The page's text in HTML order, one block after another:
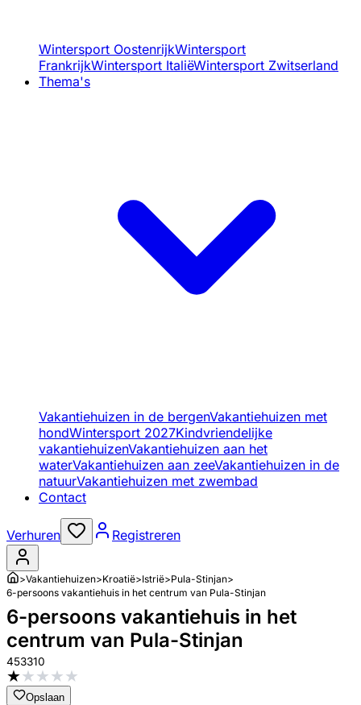
Wintersport OostenrijkWintersport
FrankrijkWintersport ItaliëWintersport Zwitserland
Thema's
Vakantiehuizen in de bergenVakantiehuizen met
hondWintersport 2027Kindvriendelijke
vakantiehuizenVakantiehuizen aan het
waterVakantiehuizen aan zeeVakantiehuizen in de
natuurVakantiehuizen met zwembad
Contact
Verhuren Registreren
>Vakantiehuizen>Kroatië>Istrië>Pula-Stinjan>
6-persoons vakantiehuis in het centrum van Pula-Stinjan
6-persoons vakantiehuis in het
centrum van Pula-Stinjan
453310
★★★★★
Opslaan